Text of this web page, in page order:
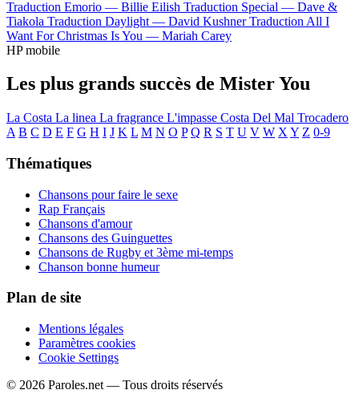
Traduction Emorio — Billie Eilish Traduction Special — Dave &
Tiakola Traduction Daylight — David Kushner Traduction All I
Want For Christmas Is You — Mariah Carey
HP mobile
Les plus grands succès de Mister You
La Costa La linea La fragrance L'impasse Costa Del Mal Trocadero
A B C D E F G H I J K L M N O P Q R S T U V W X Y Z 0-9
Thématiques
Chansons pour faire le sexe
Rap Français
Chansons d'amour
Chansons des Guinguettes
Chansons de Rugby et 3ème mi-temps
Chanson bonne humeur
Plan de site
Mentions légales
Paramètres cookies
Cookie Settings
© 2026 Paroles.net — Tous droits réservés